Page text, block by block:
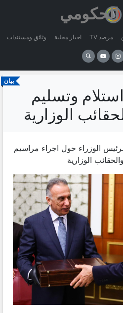
وثائق ومستندات اخبار محلية مرصد TV
بيان
وتسليم
الوزارية
الوزراء حول اجراء مراسيم
الوزارية